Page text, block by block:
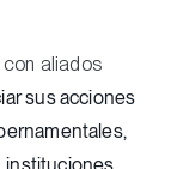
aliados
sus acciones
instituciones